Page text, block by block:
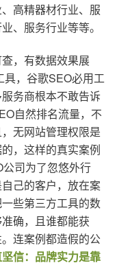
高精器材行业、服
、服务行业等等。
，有数据效果展
，谷歌SEO必用工
务商根本不敢告诉
自然排名流量，不
无网站管理权限是
，这样的真实案例
司为了忽悠外行
己的客户，放在案
些第三方工具的数
确，且谁都能获
连案例都造假的公
信：品牌实力是靠